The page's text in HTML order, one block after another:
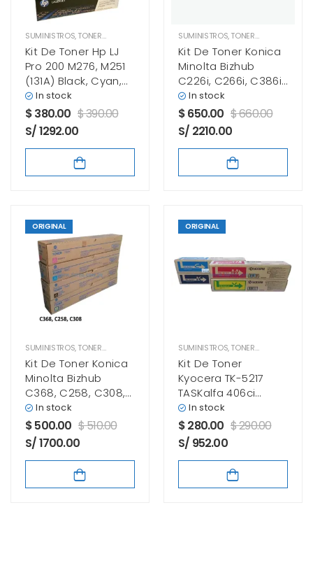
SUMINISTROS,TONER HP
Kit De Toner Hp LJ
Pro 200 M276, M251
(131A) Black, Cyan,
Yellow, Magenta
In stock
$380.00 $390.00
S/ 1292.00
SUMINISTROS,TONER KONICA MINOLTA
Kit De Toner Konica
Minolta Bizhub
C226i, C266i, C386i
TN-228
In stock
$650.00 $660.00
S/ 2210.00
ORIGINAL
SUMINISTROS,TONER KONICA MINOLTA
Kit De Toner Konica
Minolta Bizhub
C368, C258, C308,
TN-324
In stock
$500.00 $510.00
S/ 1700.00
ORIGINAL
SUMINISTROS,TONER KYOCERA
Kit De Toner
Kyocera TK-5217
TASKalfa 406ci
Black, Cyan, Yellow,
Magenta
In stock
$280.00 $290.00
S/ 952.00